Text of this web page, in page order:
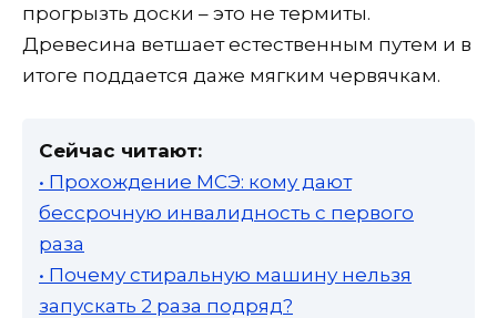
прогрызть доски – это не термиты.
Древесина ветшает естественным путем и в
итоге поддается даже мягким червячкам.
Сейчас читают:
• Прохождение МСЭ: кому дают
бессрочную инвалидность с первого
раза
• Почему стиральную машину нельзя
запускать 2 раза подряд?